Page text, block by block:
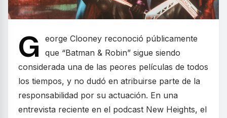
G
eorge Clooney reconoció públicamente
que “Batman & Robin” sigue siendo
considerada una de las peores películas de todos
los tiempos, y no dudó en atribuirse parte de la
responsabilidad por su actuación. En una
entrevista reciente en el podcast New Heights, el